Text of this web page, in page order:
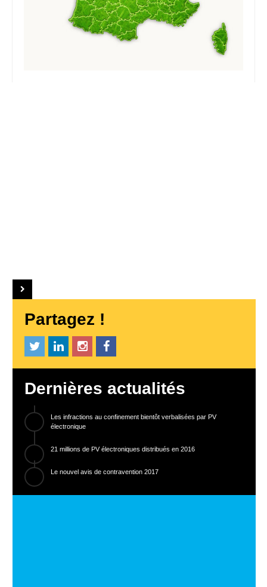
Partagez !
Dernières actualités
Les infractions au confinement bientôt verbalisées par PV
électronique
21 millions de PV électroniques distribués en 2016
Le nouvel avis de contravention 2017